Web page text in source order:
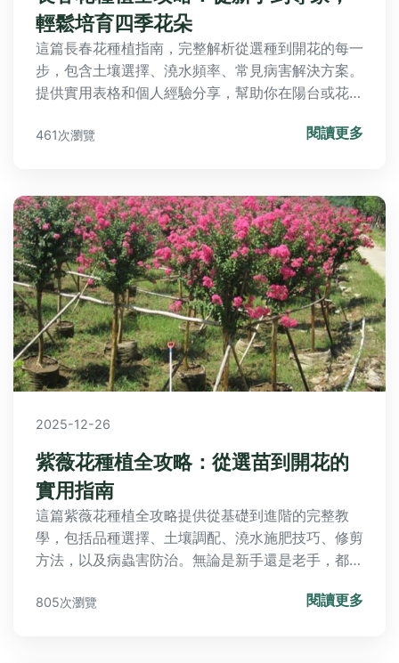
輕鬆培育四季花朵
這篇長春花種植指南，完整解析從選種到開花的每一
步，包含土壤選擇、澆水頻率、常見病害解決方案。
提供實用表格和個人經驗分享，幫助你在陽台或花園
461次瀏覽 閱讀更多
2025-12-26
紫薇花種植全攻略：從選苗到開花的
實用指南
這篇紫薇花種植全攻略提供從基礎到進階的完整教
學，包括品種選擇、土壤調配、澆水施肥技巧、修剪
方法，以及病蟲害防治。無論是新手還是老手，都能
文中包含個人經驗分享和常見問答，幫助您避免常見
805次瀏覽 閱讀更多